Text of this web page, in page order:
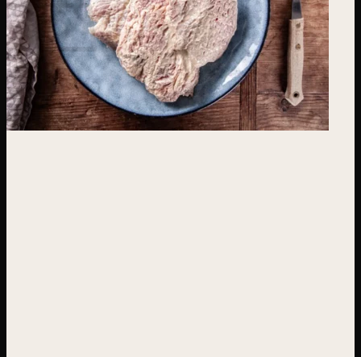
Es befinden sich keine Produkte im Warenkorb.
Zurück zum Shop